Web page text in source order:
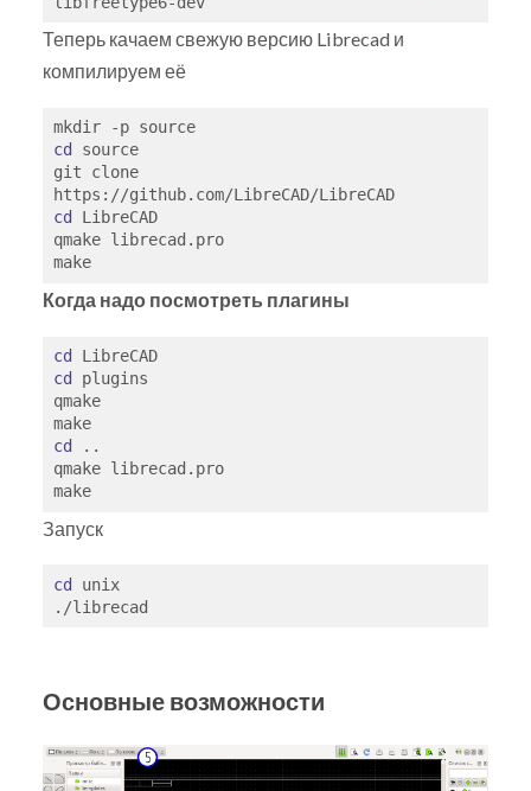
Теперь качаем свежую версию Librecad и
компилируем её
cd
source
git clone
cd
LibreCAD
qmake librecad.pro
Когда надо посмотреть плагины
cd
cd
plugins
qmake
cd
..
qmake librecad.pro
Запуск
cd
unix
Основные возможности